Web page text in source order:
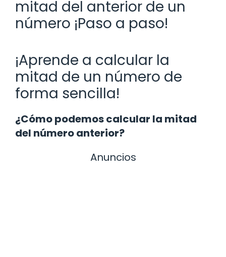
mitad del anterior de un
número ¡Paso a paso!
¡Aprende a calcular la
mitad de un número de
forma sencilla!
¿Cómo podemos calcular la mitad
del número anterior?
Anuncios